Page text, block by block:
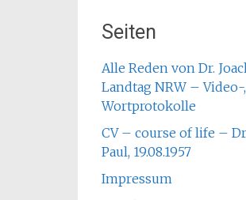
Seiten
Alle Reden von Dr.
Landtag NRW –
Wortprotokolle
CV – course of life –
Paul, 19.08.1957
Impressum